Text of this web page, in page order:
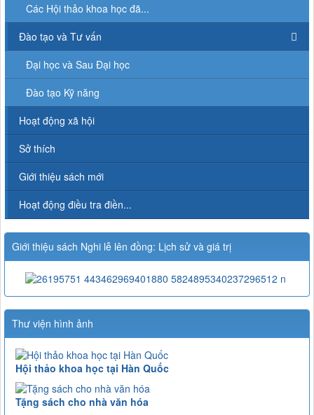
Các Hội thảo khoa học đã...
Đào tạo và Tư vấn
Đại học và Sau Đại học
Đào tạo Kỹ năng
Hoạt động xã hội
Sở thích
Giới thiệu sách mới
Hoạt động điều tra điền...
Giới thiệu sách Nghi lễ lên đồng: Lịch sử và giá trị
Thư viện hình ảnh
Hội thảo khoa học tại Hàn Quốc
Tặng sách cho nhà văn hóa